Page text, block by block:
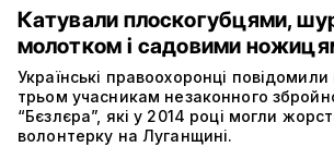
Катували плоскогубцями,
молотком і садовими
Українські правоохоронці повідомили
трьом учасникам незаконного
“Бєзлєра”, які у 2014 році могли
волонтерку на Луганщині.